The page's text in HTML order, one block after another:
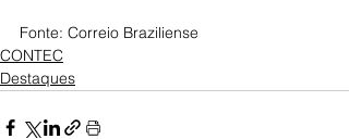
Fonte: Correio Braziliense
CONTEC
Destaques